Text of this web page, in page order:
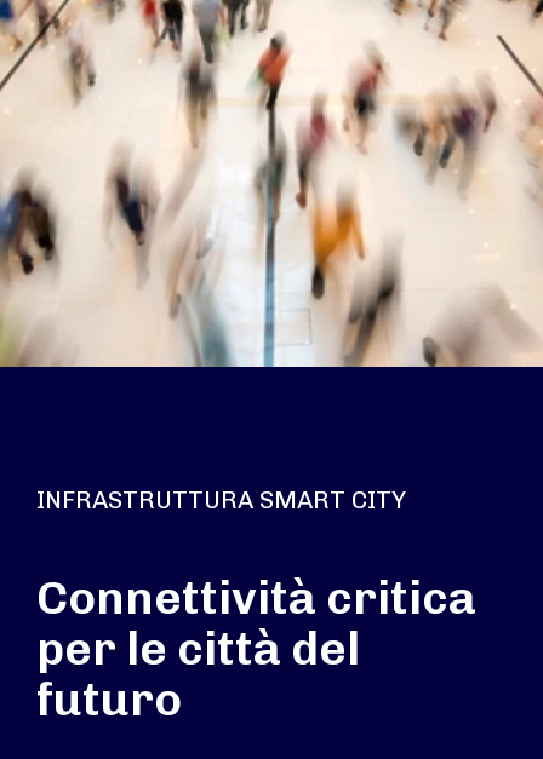
INFRASTRUTTURA SMART CITY
Connettività critica
per le città del
futuro